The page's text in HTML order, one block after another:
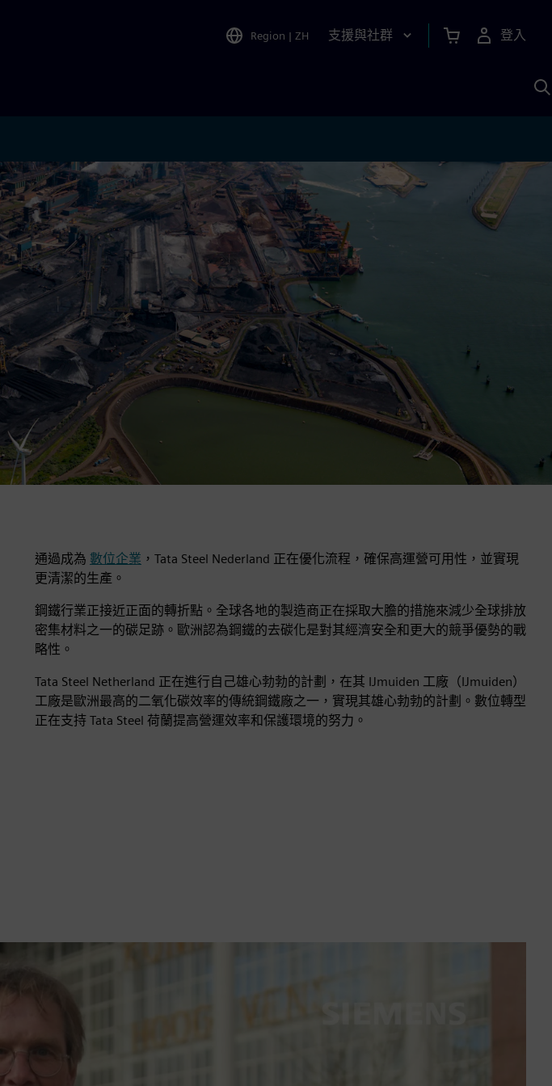
Region | ZH 支援與社群 登入
通過成為 數位企業 ，Tata Steel Nederland 正在優化流程，確保高運營可用性，並實現
更清潔的生產。
鋼鐵行業正接近正面的轉折點。全球各地的製造商正在採取大膽的措施來減少全球排放
密集材料之一的碳足跡。歐洲認為鋼鐵的去碳化是對其經濟安全和更大的競爭優勢的戰
略性。
Tata Steel Netherland 正在進行自己雄心勃勃的計劃，在其 IJmuiden 工廠（IJmuiden）
工廠是歐洲最高的二氧化碳效率的傳統鋼鐵廠之一，實現其雄心勃勃的計劃。數位轉型
正在支持 Tata Steel 荷蘭提高營運效率和保護環境的努力。